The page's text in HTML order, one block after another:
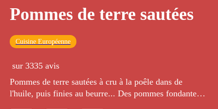
Pommes de terre sautées
Cuisine Européenne
sur 3335 avis
Pommes de terre sautées à cru à la poêle dans de
l'huile, puis finies au beurre... Des pommes fondantes